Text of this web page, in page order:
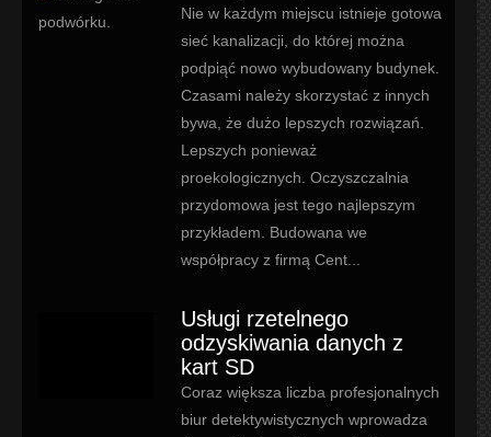
Nie w każdym miejscu istnieje gotowa
sieć kanalizacji, do której można
podpiąć nowo wybudowany budynek.
Czasami należy skorzystać z innych
bywa, że dużo lepszych rozwiązań.
Lepszych ponieważ
proekologicznych. Oczyszczalnia
przydomowa jest tego najlepszym
przykładem. Budowana we
współpracy z firmą Cent...
Usługi rzetelnego
odzyskiwania danych z
kart SD
Coraz większa liczba profesjonalnych
biur detektywistycznych wprowadza